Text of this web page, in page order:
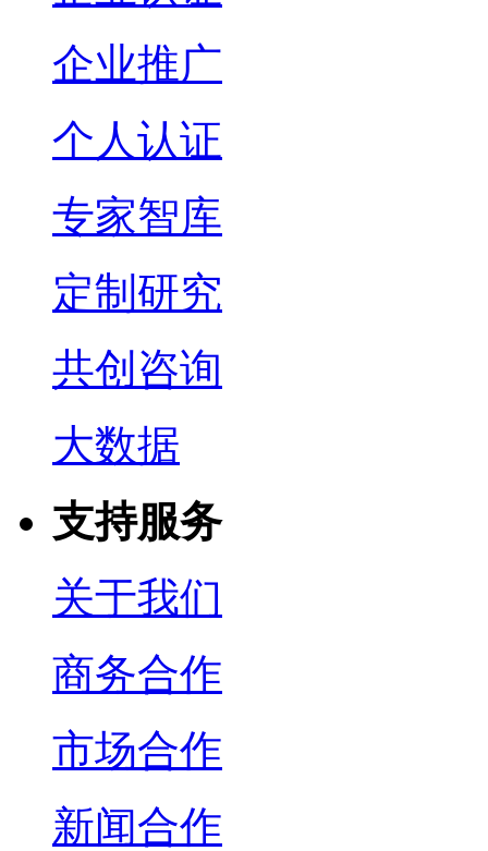
企业推广
个人认证
专家智库
定制研究
共创咨询
大数据
支持服务
关于我们
商务合作
市场合作
新闻合作